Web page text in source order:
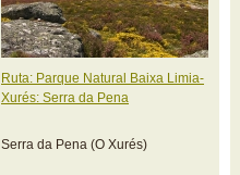
Ruta: Parque Natural Baixa Limia-
Xurés: Serra da Pena
Serra da Pena (O Xurés)